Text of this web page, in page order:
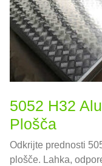
5052 H32
Plošča
Odkrijte prednosti
plošče. Lahka,